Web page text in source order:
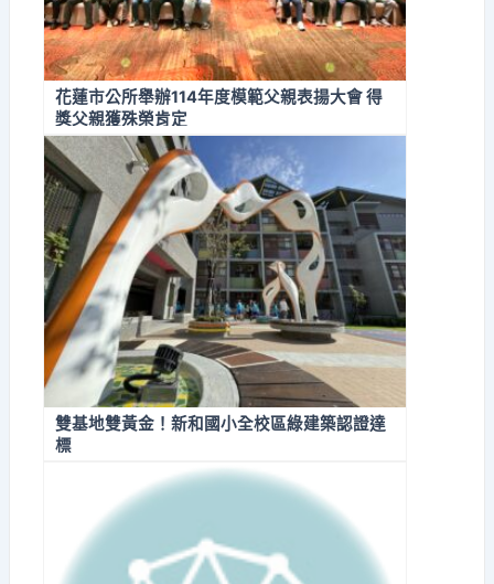
花蓮市公所舉辦114年度模範父親表揚大會 得
獎父親獲殊榮肯定
雙基地雙黃金！新和國小全校區綠建築認證達
標